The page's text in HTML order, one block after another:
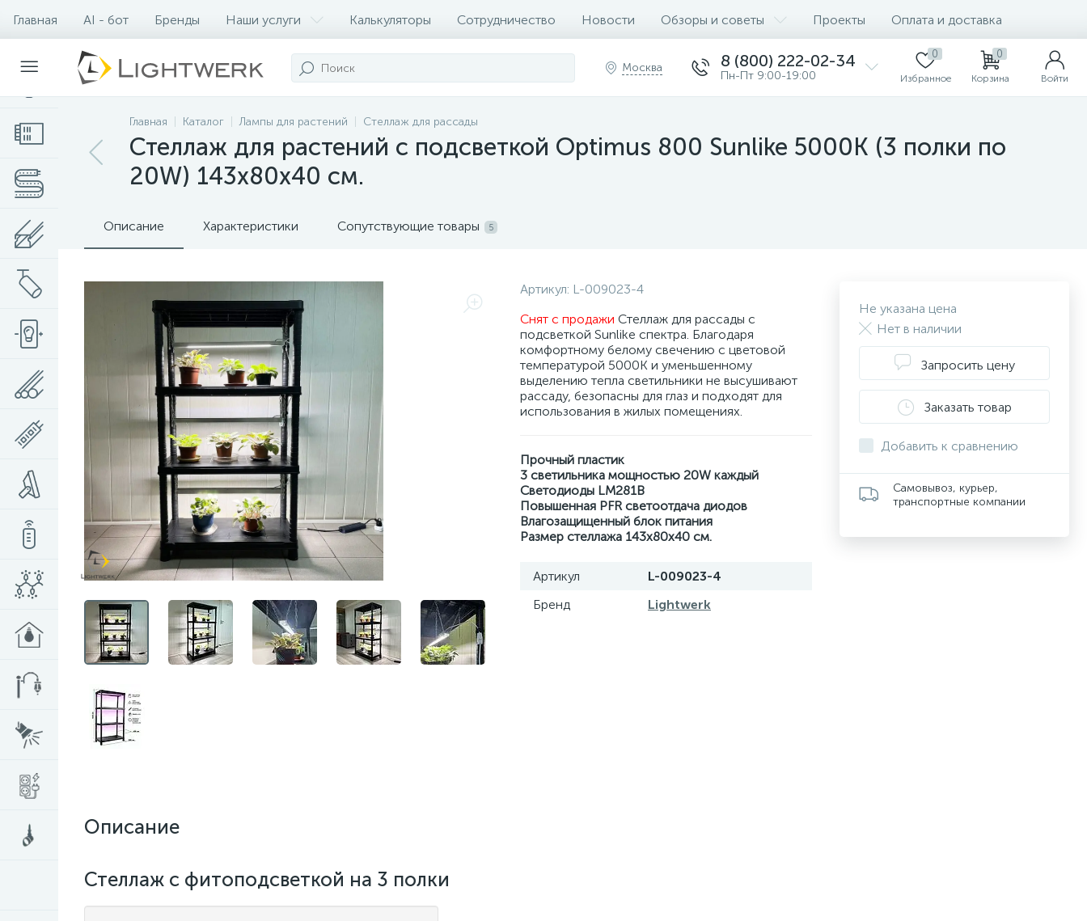
Главная AI - бот Бренды Наши услуги Калькуляторы Сотрудничество Новости Обзоры и советы Проекты Оплата и доставка
Контакты
Москва 8 (800) 222-02-34
Пн-Пт 9:00-19:00
0
Избранное
0
Корзина Войти
Главная Каталог Лампы для растений Стеллаж для рассады
Стеллаж для растений с подсветкой Optimus 800 Sunlike 5000К (3 полки по
20W) 143x80x40 см.
Описание Характеристики Сопутствующие товары 5
Артикул: L-009023-4
Снят с продажи Стеллаж для рассады с
подсветкой Sunlike спектра. Благодаря
комфортному белому свечению с цветовой
температурой 5000К и уменьшенному
выделению тепла светильники не высушивают
рассаду, безопасны для глаз и подходят для
использования в жилых помещениях.
Прочный пластик
3 светильника мощностью 20W каждый
Светодиоды LM281B
Повышенная PFR светоотдача диодов
Влагозащищенный блок питания
Размер стеллажа 143x80x40 см.
Артикул
L-009023-4
Бренд
Lightwerk
Описание
Стеллаж с фитоподсветкой на 3 полки
Не указана цена
Нет в наличии
Запросить цену
Заказать товар
Добавить к сравнению
Самовывоз, курьер,
транспортные компании